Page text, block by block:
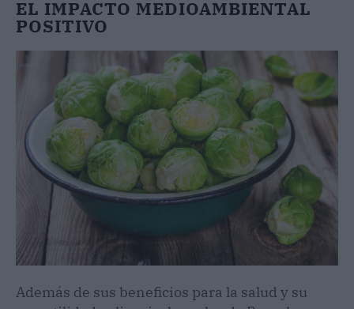
EL IMPACTO MEDIOAMBIENTAL
POSITIVO
Además de sus beneficios para la salud y su